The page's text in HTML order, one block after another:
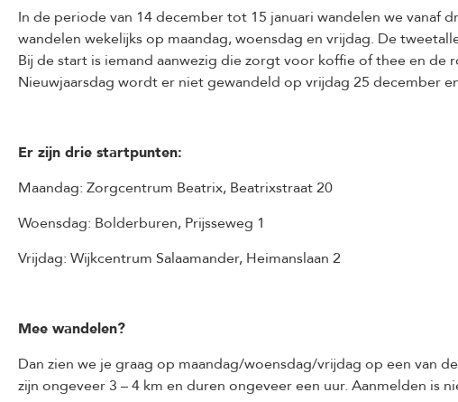
In de periode van 14 december tot 15 januari wandelen we vanaf
wandelen wekelijks op maandag, woensdag en vrijdag. De
Bij de start is iemand aanwezig die zorgt voor koffie of thee en de
Nieuwjaarsdag wordt er niet gewandeld op vrijdag 25 december
Er zijn drie startpunten:
Maandag: Zorgcentrum Beatrix, Beatrixstraat 20
Woensdag: Bolderburen, Prijsseweg 1
Vrijdag: Wijkcentrum Salaamander, Heimanslaan 2
Mee wandelen?
Dan zien we je graag op maandag/woensdag/vrijdag op een van
zijn ongeveer 3 – 4 km en duren ongeveer een uur. Aanmelden is